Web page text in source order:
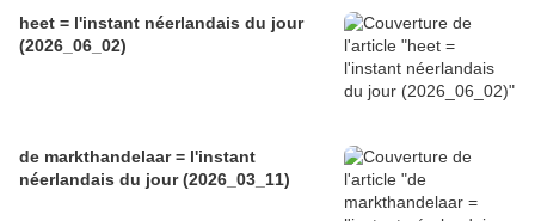
heet = l'instant néerlandais du jour
(2026_06_02)
de markthandelaar = l'instant
néerlandais du jour (2026_03_11)